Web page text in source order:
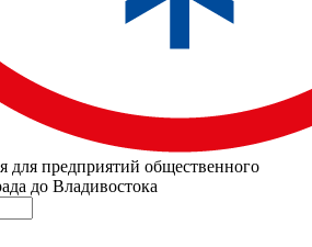
для предприятий общественного
до Владивостока